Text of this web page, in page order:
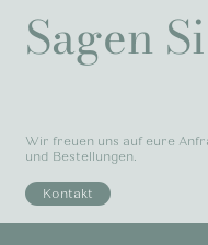
Sagen
Wir freuen uns auf eure
und Bestellungen.
Kontakt